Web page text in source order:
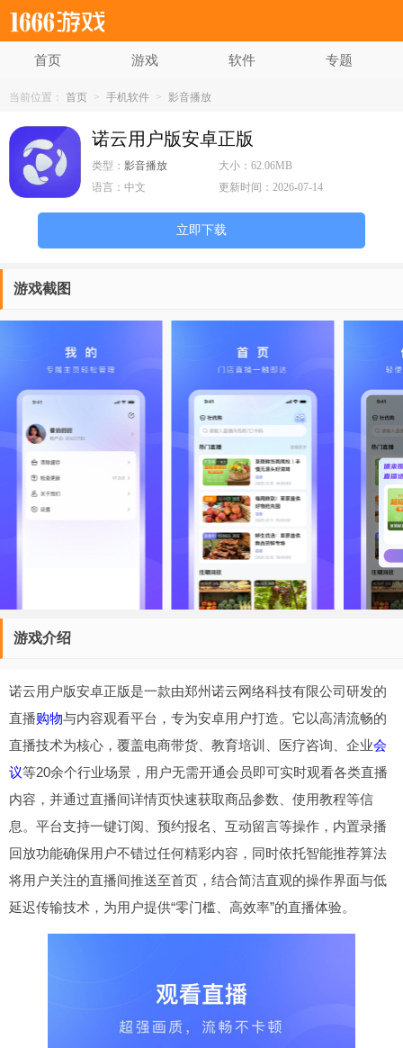
首页 游戏 软件 专题
当前位置： 首页 > 手机软件 > 影音播放
诺云用户版安卓正版
类型： 影音播放 大小：62.06MB
语言： 中文 更新时间：2026-07-14
立即下载
游戏截图
游戏介绍
诺云用户版安卓正版是一款由郑州诺云网络科技有限公司研发的
直播购物与内容观看平台，专为安卓用户打造。它以高清流畅的
直播技术为核心，覆盖电商带货、教育培训、医疗咨询、企业会
议等20余个行业场景，用户无需开通会员即可实时观看各类直播
内容，并通过直播间详情页快速获取商品参数、使用教程等信
息。平台支持一键订阅、预约报名、互动留言等操作，内置录播
回放功能确保用户不错过任何精彩内容，同时依托智能推荐算法
将用户关注的直播间推送至首页，结合简洁直观的操作界面与低
延迟传输技术，为用户提供“零门槛、高效率”的直播体验。